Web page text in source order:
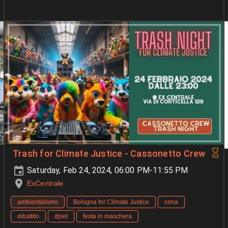
Trash for Climate Justice - Cassonetto Crew
Saturday, Feb 24, 2024, 06:00 PM-11:55 PM
ExCentrale
ambientalismo Bologna for Climate Justice
cena
dibattito
djset festa in maschera